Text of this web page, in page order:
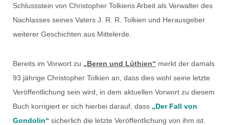
Schlussstein von Christopher Tolkiens Arbeit als Verwalter des
Nachlasses seines Vaters J. R. R. Tolkien und Herausgeber
weiterer Geschichten aus Mittelerde.
Bereits im Vorwort zu „Beren und Lúthien“ merkt der damals
93 jährige Christopher Tolkien an, dass dies wohl seine letzte
Veröffentlichung sein wird, in dem aktuellen Vorwort zu diesem
Buch korrigiert er sich hierbei darauf, dass „Der Fall von
Gondolin“ sicherlich die letzte Veröffentlichung von ihm ist.